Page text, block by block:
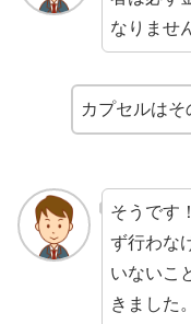
なりませ
カプセルはそ
そうです
ず行わな
いないこ
きました。